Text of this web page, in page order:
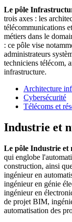
Le pôle
trois axes : les
télécommunications
métiers dans le
: ce pôle vise
administrateurs
techniciens télécom,
infrastructure.
Architecture
Cybersécurité
Télécoms et
Industrie et
Le pôle Industrie et
qui englobe
construction, ainsi
ingénieur en
ingénieur en génie
ingénieur en
de projet BIM,
automatisation des